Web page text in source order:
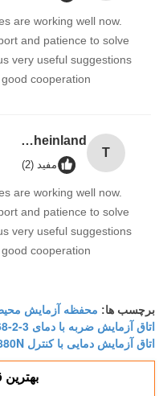
are working well now.
and patience to solve
very useful suggestions
cooperation.
T
TUV Rheinland
مفید (2)
are working well now.
and patience to solve
very useful suggestions
cooperation.
برچسب ها: محفظه آزمایش
اتاق آزمایش ضربه با دمای IEC60068-2-3
اتاق آزمایش دمایی با کنترل TEMI880N